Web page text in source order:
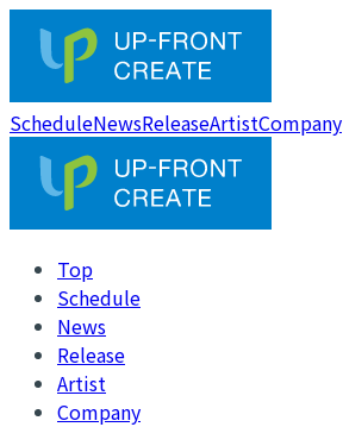
ScheduleNewsReleaseArtistCompany
Top
Schedule
News
Release
Artist
Company